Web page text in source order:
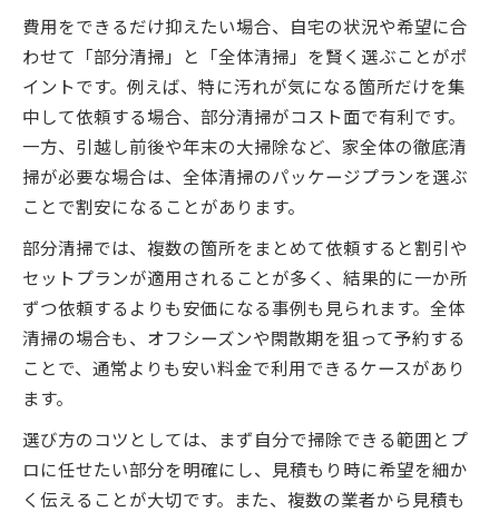
費用をできるだけ抑えたい場合、自宅の状況や希望に合
わせて「部分清掃」と「全体清掃」を賢く選ぶことがポ
イントです。例えば、特に汚れが気になる箇所だけを集
中して依頼する場合、部分清掃がコスト面で有利です。
一方、引越し前後や年末の大掃除など、家全体の徹底清
掃が必要な場合は、全体清掃のパッケージプランを選ぶ
ことで割安になることがあります。
部分清掃では、複数の箇所をまとめて依頼すると割引や
セットプランが適用されることが多く、結果的に一か所
ずつ依頼するよりも安価になる事例も見られます。全体
清掃の場合も、オフシーズンや閑散期を狙って予約する
ことで、通常よりも安い料金で利用できるケースがあり
ます。
選び方のコツとしては、まず自分で掃除できる範囲とプ
ロに任せたい部分を明確にし、見積もり時に希望を細か
く伝えることが大切です。また、複数の業者から見積も